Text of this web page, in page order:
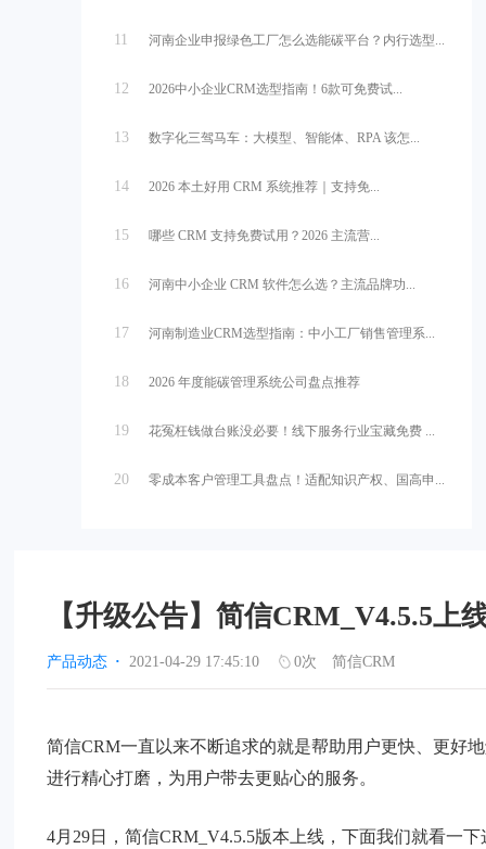
11 河南企业申报绿色工厂怎么选能碳平台？内行选型...
12 2026中小企业CRM选型指南！6款可免费试...
13 数字化三驾马车：大模型、智能体、RPA 该怎...
14 2026 本土好用 CRM 系统推荐｜支持免...
15 哪些 CRM 支持免费试用？2026 主流营...
16 河南中小企业 CRM 软件怎么选？主流品牌功...
17 河南制造业CRM选型指南：中小工厂销售管理系...
18 2026 年度能碳管理系统公司盘点推荐
19 花冤枉钱做台账没必要！线下服务行业宝藏免费 ...
20 零成本客户管理工具盘点！适配知识产权、国高申...
【升级公告】简信CRM_V4.5.5上
产品动态 · 2021-04-29 17:45:10 0次 简信CRM
简信CRM一直以来不断追求的就是帮助用户更快、更好
进行精心打磨，为用户带去更贴心的服务。
4月29日，简信CRM_V4.5.5版本上线，下面我们就看一